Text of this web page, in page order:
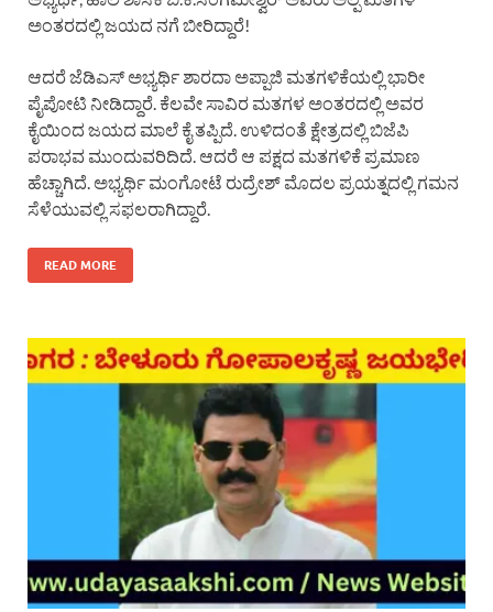
ಅಂತರದಲ್ಲಿ ಜಯದ ನಗೆ ಬೀರಿದ್ದಾರೆ!
ಆದರೆ ಜೆಡಿಎಸ್ ಅಭ್ಯರ್ಥಿ ಶಾರದಾ ಅಪ್ಪಾಜಿ ಮತಗಳಿಕೆಯಲ್ಲಿ ಭಾರೀ
ಪೈಪೋಟಿ ನೀಡಿದ್ದಾರೆ. ಕೆಲವೇ ಸಾವಿರ ಮತಗಳ ಅಂತರದಲ್ಲಿ ಅವರ
ಕೈಯಿಂದ ಜಯದ ಮಾಲೆ ಕೈ ತಪ್ಪಿದೆ. ಉಳಿದಂತೆ ಕ್ಷೇತ್ರದಲ್ಲಿ ಬಿಜೆಪಿ
ಪರಾಭವ ಮುಂದುವರಿದಿದೆ. ಆದರೆ ಆ ಪಕ್ಷದ ಮತಗಳಿಕೆ ಪ್ರಮಾಣ
ಹೆಚ್ಚಾಗಿದೆ. ಅಭ್ಯರ್ಥಿ ಮಂಗೋಟೆ ರುದ್ರೇಶ್ ಮೊದಲ ಪ್ರಯತ್ನದಲ್ಲಿ ಗಮನ
ಸೆಳೆಯುವಲ್ಲಿ ಸಫಲರಾಗಿದ್ದಾರೆ.
READ MORE